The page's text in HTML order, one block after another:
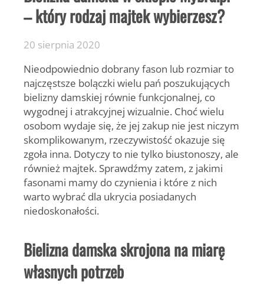
– który rodzaj majtek wybierzesz?
20 sierpnia 2020
Nieodpowiednio dobrany fason lub rozmiar to
najczęstsze bolączki wielu pań poszukujących
bielizny damskiej równie funkcjonalnej, co
wygodnej i atrakcyjnej wizualnie. Choć wielu
osobom wydaje się, że jej zakup nie jest niczym
skomplikowanym, rzeczywistość okazuje się
zgoła inna. Dotyczy to nie tylko biustonoszy, ale
również majtek. Sprawdźmy zatem, z jakimi
fasonami mamy do czynienia i które z nich
warto wybrać dla ukrycia posiadanych
niedoskonałości.
Bielizna damska skrojona na miarę
własnych potrzeb